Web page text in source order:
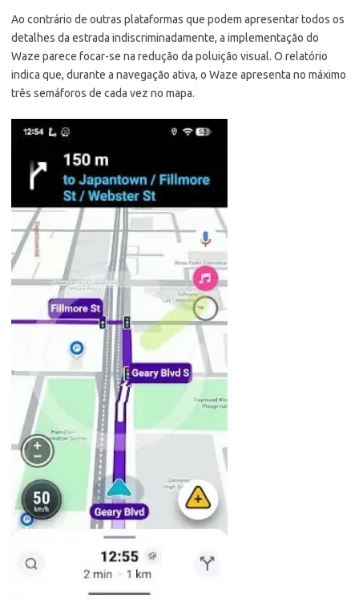
Ao contrário de outras plataformas que podem apresentar todos os
detalhes da estrada indiscriminadamente, a implementação do
Waze parece focar-se na redução da poluição visual. O relatório
indica que, durante a navegação ativa, o Waze apresenta no máximo
três semáforos de cada vez no mapa.